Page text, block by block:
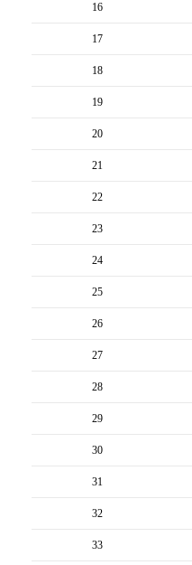
16
17
18
19
20
21
22
23
24
25
26
27
28
29
30
31
32
33